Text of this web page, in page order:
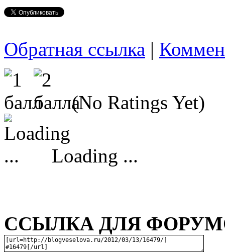
Обратная ссылка |
(No Ratings Yet)
Loading ...
ССЫЛКА ДЛЯ